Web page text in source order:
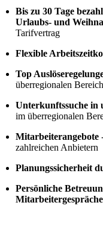
Bis zu 30 Tage
Urlaubs- und
Tarifvertrag
Flexible
Top
überregionalen Bereich
Unterkunftssuche in
im überregionalen
Mitarbeiterangebote
zahlreichen Anbietern
Planungssicherheit
Persönliche
Mitarbeitergespräche